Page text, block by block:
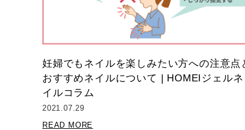
妊婦でもネイルを楽しみたい方への注意点
おすすめネイルについて | HOMEIジェルネ
イルコラム
2021.07.29
READ MORE